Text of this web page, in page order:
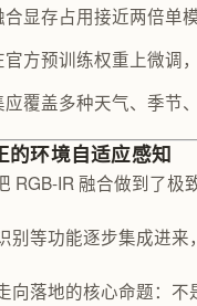
合显存占用接近两倍单
官方预训练权重上微调
应覆盖多种天气、季节
的环境自适应感知
RGB-IR 融合做到了
等功能逐步集成进
向落地的核心命题：